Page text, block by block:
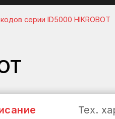
серии ID5000 HIKROBOT
Тех.